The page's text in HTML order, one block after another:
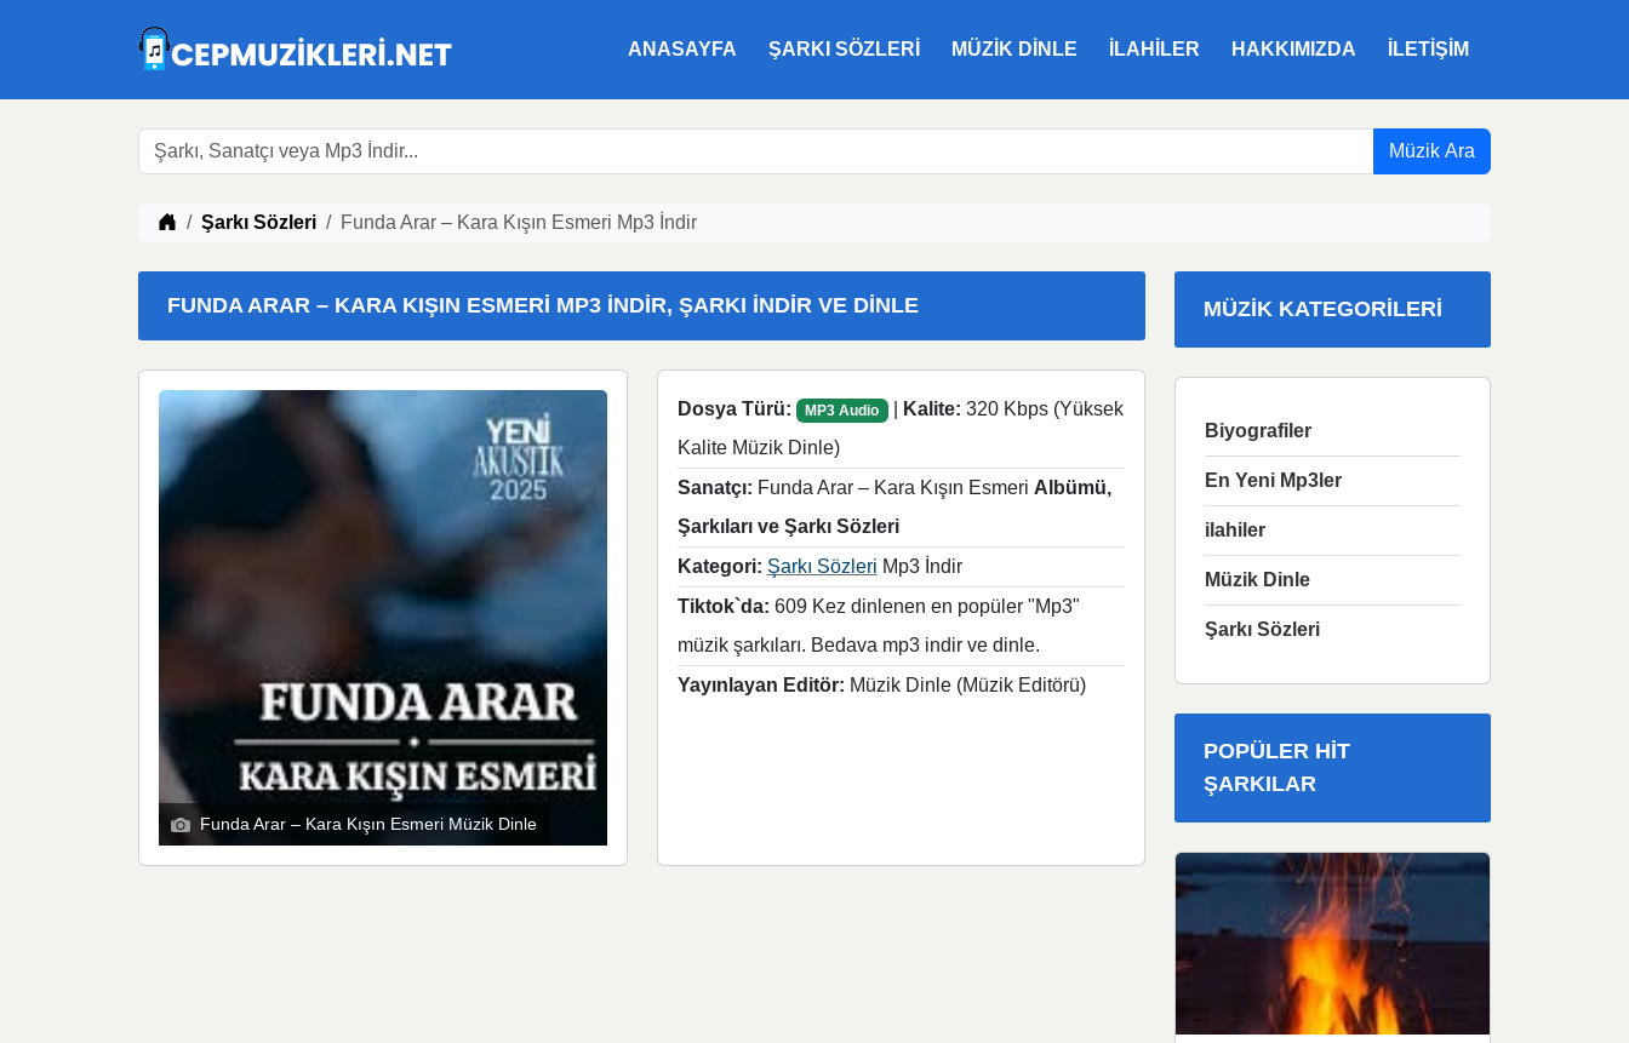
ANASAYFA ŞARKI SÖZLERI MÜZIK DINLE ILAHILER HAKKIMIZDA İLETIŞIM
Müzik Ara
Müzik indir
Şarkı Sözleri Funda Arar – Kara Kışın Esmeri Mp3 İndir
FUNDA ARAR – KARA KIŞIN ESMERI MP3 İNDIR, ŞARKI İNDIR VE DINLE
Funda Arar – Kara Kışın Esmeri Müzik Dinle
Dosya Türü: MP3 Audio Kalite: 320 Kbps (Yüksek
Kalite Müzik Dinle)
Sanatçı: Funda Arar – Kara Kışın Esmeri Albümü,
Şarkıları ve Şarkı Sözleri
Kategori: Şarkı Sözleri Mp3 İndir
Tiktok`da: 609 Kez dinlenen en popüler "Mp3"
müzik şarkıları. Bedava mp3 indir ve dinle.
Yayınlayan Editör: Müzik Dinle (Müzik Editörü)
MÜZIK KATEGORILERI
Biyografiler
En Yeni Mp3ler
ilahiler
Müzik Dinle
Şarkı Sözleri
POPÜLER HIT
ŞARKILAR